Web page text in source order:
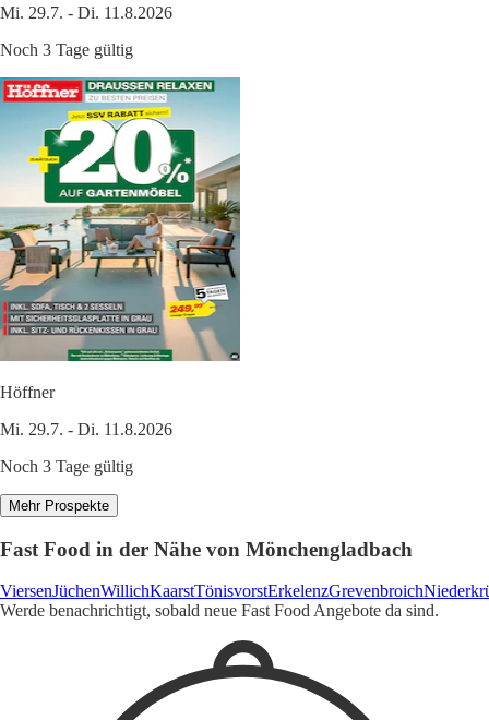
Mi. 29.7. - Di. 11.8.2026
Noch 3 Tage gültig
Höffner
Mi. 29.7. - Di. 11.8.2026
Noch 3 Tage gültig
Mehr Prospekte
Fast Food in der Nähe von Mönchengladbach
ViersenJüchenWillichKaarstTönisvorstErkelenzGrevenbroich
Werde benachrichtigt, sobald neue Fast Food Angebote da sind.